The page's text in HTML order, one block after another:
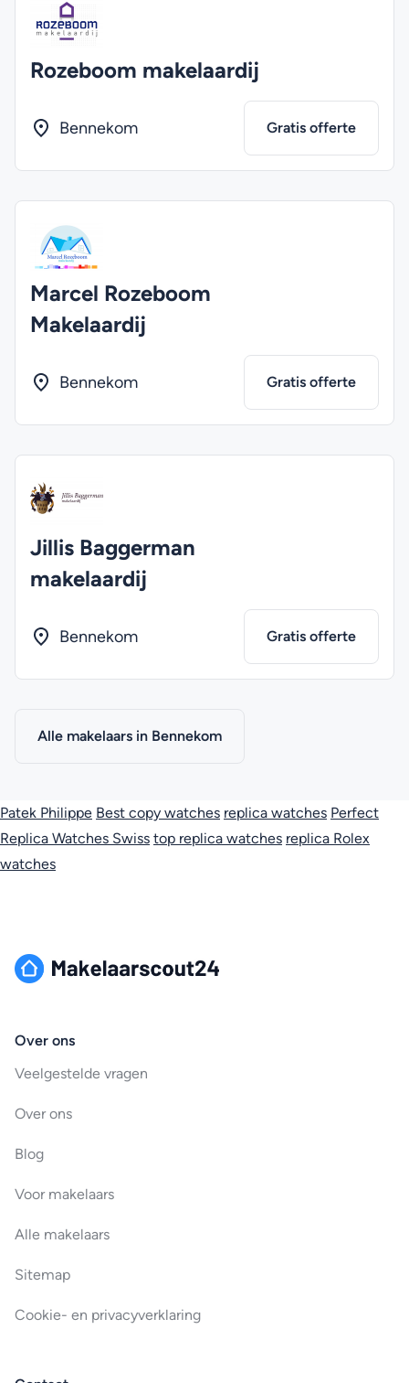
Rozeboom makelaardij
Bennekom Gratis offerte
Marcel Rozeboom
Makelaardij
Bennekom Gratis offerte
Jillis Baggerman
makelaardij
Bennekom Gratis offerte
Alle makelaars in Bennekom
Patek Philippe Best copy watches replica watches Perfect
Replica Watches Swiss top replica watches replica Rolex
watches
Over ons
Veelgestelde vragen
Over ons
Blog
Voor makelaars
Alle makelaars
Sitemap
Cookie- en privacyverklaring